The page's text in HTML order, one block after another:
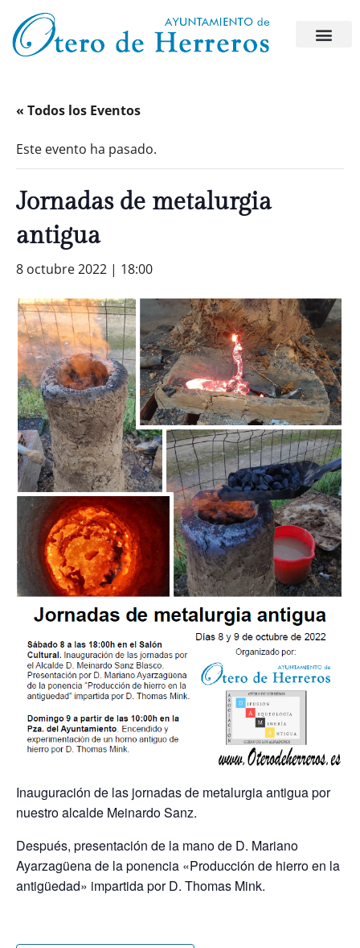
« Todos los Eventos
Este evento ha pasado.
Jornadas de metalurgia
antigua
8 octubre 2022 | 18:00
Inauguración de las jornadas de metalurgia antigua por
nuestro alcalde Meinardo Sanz.
Después, presentación de la mano de D. Mariano
Ayarzagüena de la ponencia «Producción de hierro en la
antigüedad» impartida por D. Thomas Mink.